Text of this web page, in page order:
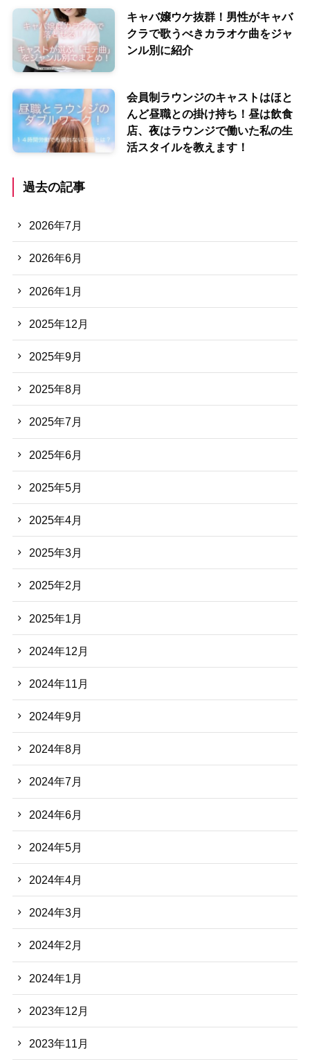
キャバ嬢ウケ抜群！男性がキャバ
クラで歌うべきカラオケ曲をジャ
ンル別に紹介
会員制ラウンジのキャストはほと
んど昼職との掛け持ち！昼は飲食
店、夜はラウンジで働いた私の生
活スタイルを教えます！
過去の記事
2026年7月
2026年6月
2026年1月
2025年12月
2025年9月
2025年8月
2025年7月
2025年6月
2025年5月
2025年4月
2025年3月
2025年2月
2025年1月
2024年12月
2024年11月
2024年9月
2024年8月
2024年7月
2024年6月
2024年5月
2024年4月
2024年3月
2024年2月
2024年1月
2023年12月
2023年11月